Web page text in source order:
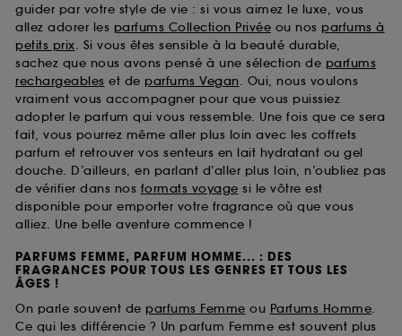
guider par votre style de vie : si vous aimez le luxe, vous
allez adorer les parfums Collection Privée ou nos parfums à
petits prix. Si vous êtes sensible à la beauté durable,
sachez que nous avons pensé à une sélection de parfums
rechargeables et de parfums Vegan. Oui, nous voulons
vraiment vous accompagner pour que vous puissiez
adopter le parfum qui vous ressemble. Une fois que ce sera
fait, vous pourrez même aller plus loin avec les coffrets
parfum et retrouver vos senteurs en lait hydratant ou gel
douche. D’ailleurs, en parlant d’aller plus loin, n’oubliez pas
de vérifier dans nos formats voyage si le vôtre est
disponible pour emporter votre fragrance où que vous
alliez. Une belle aventure commence !
PARFUMS FEMME, PARFUM HOMME... : DES
FRAGRANCES POUR TOUS LES GENRES ET TOUS LES
ÂGES !
On parle souvent de parfums Femme ou Parfums Homme.
Ce qui les différencie ? Un parfum Femme est souvent plus